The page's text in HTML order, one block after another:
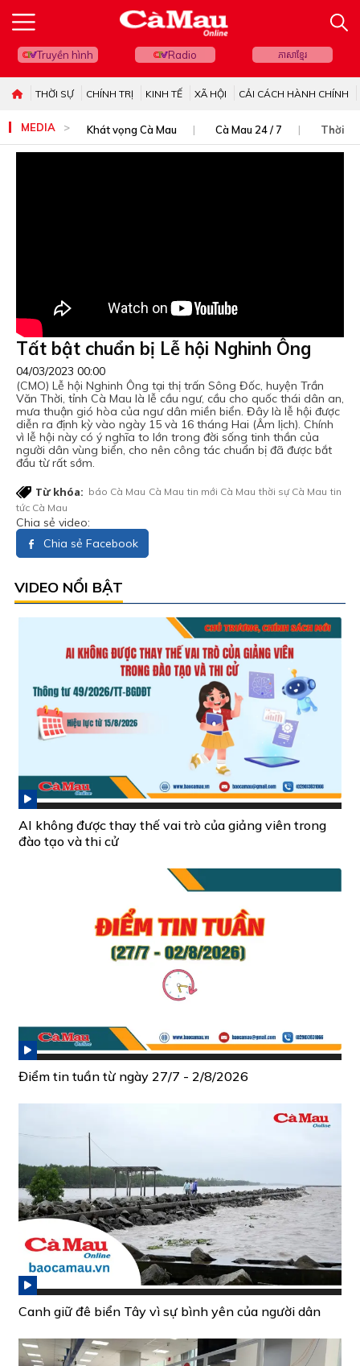
Truyền hình Radio ភាសាខ្មែរ
THỜI SỰ CHÍNH TRỊ KINH TẾ XÃ HỘI CẢI CÁCH HÀNH CHÍNH
MEDIA Khát vọng Cà Mau Cà Mau 24 / 7 Thời sự
Tất bật chuẩn bị Lễ hội Nghinh Ông
04/03/2023 00:00
(CMO) Lễ hội Nghinh Ông tại thị trấn Sông Đốc, huyện Trần
Văn Thời, tỉnh Cà Mau là lễ cầu ngư, cầu cho quốc thái dân an,
mưa thuận gió hòa của ngư dân miền biển. Đây là lễ hội được
diễn ra định kỳ vào ngày 15 và 16 tháng Hai (Âm lịch). Chính
vì lễ hội này có ý nghĩa to lớn trong đời sống tinh thần của
người dân vùng biển, cho nên công tác chuẩn bị đã được bắt
đầu từ rất sớm.
Từ khóa: báo Cà Mau Cà Mau tin mới Cà Mau thời sự Cà Mau tin
tức Cà Mau
Chia sẻ video:
Chia sẻ Facebook
VIDEO NỔI BẬT
AI không được thay thế vai trò của giảng viên trong
đào tạo và thi cử
Điểm tin tuần từ ngày 27/7 - 2/8/2026
Canh giữ đê biển Tây vì sự bình yên của người dân